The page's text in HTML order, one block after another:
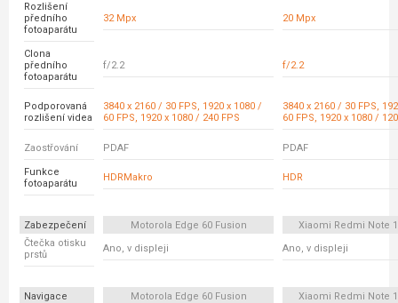
Rozlišení
předního
fotoaparátu
32 Mpx 20 Mpx
Clona
předního
fotoaparátu
f/2.2 f/2.2
Podporovaná
rozlišení videa
3840 x 2160 / 30 FPS, 1920 x 1080 /
60 FPS, 1920 x 1080 / 240 FPS
3840 x 2160 / 30 FPS,
60 FPS, 1920 x 1080 /
Zaostřování PDAF PDAF
Funkce
fotoaparátu
HDRMakro HDR
Zabezpečení Motorola Edge 60 Fusion
Xiaomi Redmi Note
Čtečka otisku
prstů
Ano, v displeji Ano, v displeji
Navigace Motorola Edge 60 Fusion Xiaomi Redmi Note